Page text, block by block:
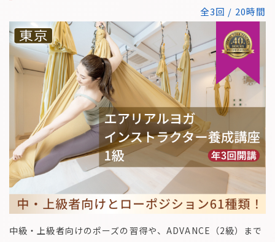
全3回 / 20時間
中級・上級者向けのポーズの習得や、ADVANCE（2級）まで